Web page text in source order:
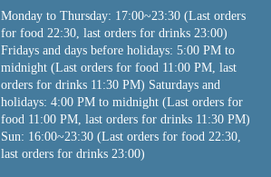
Monday to Thursday: 17:00~23:30 (Last orders
for food 22:30, last orders for drinks 23:00)
Fridays and days before holidays: 5:00 PM to
midnight (Last orders for food 11:00 PM, last
orders for drinks 11:30 PM) Saturdays and
holidays: 4:00 PM to midnight (Last orders for
food 11:00 PM, last orders for drinks 11:30 PM)
Sun: 16:00~23:30 (Last orders for food 22:30,
last orders for drinks 23:00)